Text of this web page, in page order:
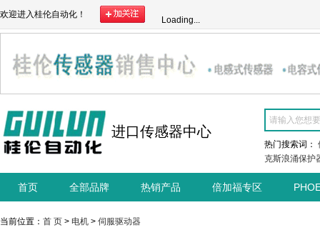
欢迎进入桂伦自动化！
Loading...
进口传感器中心
热门搜索词：
克斯浪涌保护
首页 全部品牌 热销产品 倍加福专区
当前位置： 首 页 > 电机 > 伺服驱动器